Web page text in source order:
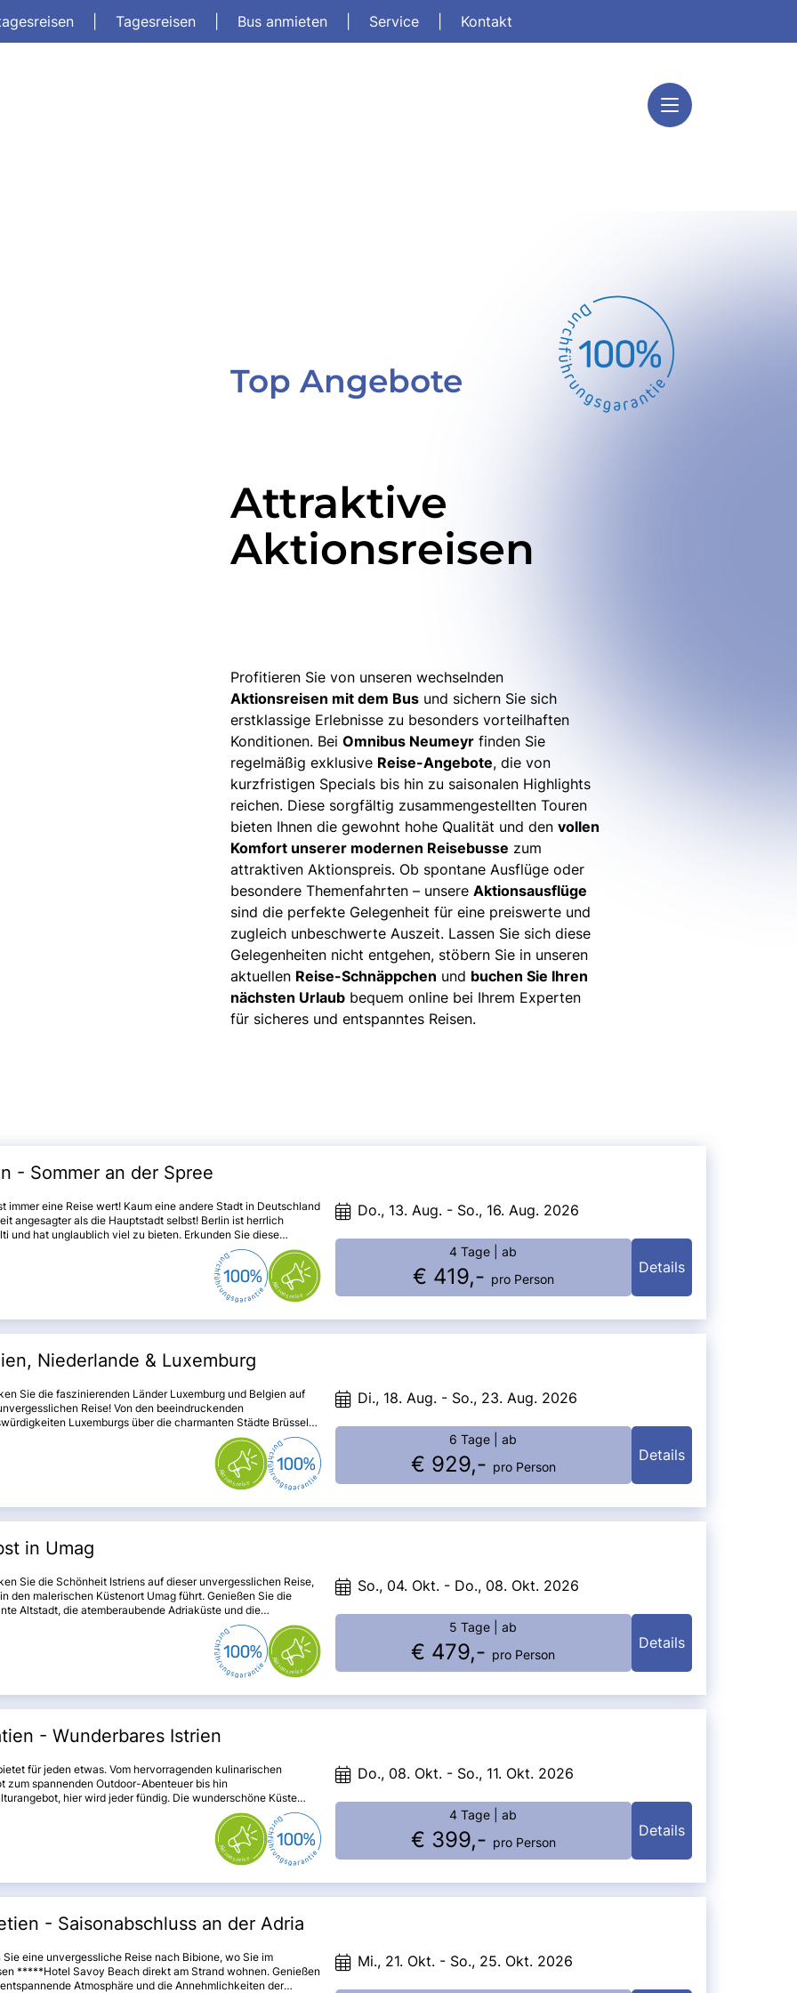
Tagesreisen Bus anmieten Service Kontakt
Top Angebote
Attraktive
Aktionsreisen
Profitieren Sie von unseren wechselnden
Aktionsreisen mit dem Busund sichern Sie sich
erstklassige Erlebnisse zu besonders vorteilhaften
Konditionen. Bei Omnibus Neumeyrfinden Sie
regelmäßig exklusive Reise-Angebote, die von
kurzfristigen Specials bis hin zu saisonalen Highlights
reichen. Diese sorgfältig zusammengestellten Touren
bieten Ihnen die gewohnt hohe Qualität und den vollen
Komfort unserer modernen Reisebusse zum
attraktiven Aktionspreis. Ob spontane Ausflüge oder
besondere Themenfahrten – unsere Aktionsausflüge
sind die perfekte Gelegenheit für eine preiswerte und
zugleich unbeschwerte Auszeit. Lassen Sie sich diese
Gelegenheiten nicht entgehen, stöbern Sie in unseren
aktuellen Reise-Schnäppchen und buchen Sie Ihren
nächsten Urlaubbequem online bei Ihrem Experten
für sicheres und entspanntes Reisen.
- Sommer an der Spree
immer eine Reise wert! Kaum eine andere Stadt in Deutschland
angesagter als die Hauptstadt selbst! Berlin ist herrlich
und hat unglaublich viel zu bieten. Erkunden Sie diese
Stadt der Gegensätze, besichtigen Sie die Highlights wie
Tor, Gedächtniskirche, Alexanderplatz und vieles mehr
Sie sich vom quirligen Großstadttreiben mitreißen.
Do., 13. Aug. - So., 16. Aug. 2026
4 Tage | ab
€ 419,- pro Person
Details
Niederlande & Luxemburg
Sie die faszinierenden Länder Luxemburg und Belgien auf
Reise! Von den beeindruckenden
Luxemburgs über die charmanten Städte Brüssel
bis hin zu den malerischen Orten in den Niederlanden –
bietet Ihnen eine perfekte Mischung aus Kultur, Geschichte
Genüssen. Genießen Sie die gemeinsame Zeit mit
und lassen Sie sich von der Schönheit der Region
Di., 18. Aug. - So., 23. Aug. 2026
6 Tage | ab
€ 929,- pro Person
Details
in Umag
Sie die Schönheit Istriens auf dieser unvergesslichen Reise,
den malerischen Küstenort Umag führt. Genießen Sie die
Altstadt, die atemberaubende Adriaküste und die
Köstlichkeiten der Region. Lassen Sie sich von den
Städten und der beeindruckenden Landschaft verzaubern,
Sie in die mediterrane Lebensart eintauchen. Bereiten Sie sich
voller Erlebnisse und unvergesslicher Eindrücke vor!
So., 04. Okt. - Do., 08. Okt. 2026
5 Tage | ab
€ 479,- pro Person
Details
- Wunderbares Istrien
für jeden etwas. Vom hervorragenden kulinarischen
zum spannenden Outdoor-Abenteuer bis hin
hier wird jeder fündig. Die wunderschöne Küste
den vielen Stränden und das unerforschte Innenland lädt
Urlaub ein. Entfliehen Sie dem Alltag.
Do., 08. Okt. - So., 11. Okt. 2026
4 Tage | ab
€ 399,- pro Person
Details
- Saisonabschluss an der Adria
Sie eine unvergessliche Reise nach Bibione, wo Sie im
*****Hotel Savoy Beach direkt am Strand wohnen. Genießen
Atmosphäre und die Annehmlichkeiten der
Mi., 21. Okt. - So., 25. Okt. 2026